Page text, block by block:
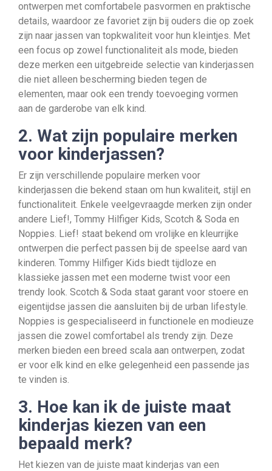
ontwerpen met comfortabele pasvormen en praktische
details, waardoor ze favoriet zijn bij ouders die op zoek
zijn naar jassen van topkwaliteit voor hun kleintjes. Met
een focus op zowel functionaliteit als mode, bieden
deze merken een uitgebreide selectie van kinderjassen
die niet alleen bescherming bieden tegen de
elementen, maar ook een trendy toevoeging vormen
aan de garderobe van elk kind.
2. Wat zijn populaire merken
voor kinderjassen?
Er zijn verschillende populaire merken voor
kinderjassen die bekend staan om hun kwaliteit, stijl en
functionaliteit. Enkele veelgevraagde merken zijn onder
andere Lief!, Tommy Hilfiger Kids, Scotch & Soda en
Noppies. Lief! staat bekend om vrolijke en kleurrijke
ontwerpen die perfect passen bij de speelse aard van
kinderen. Tommy Hilfiger Kids biedt tijdloze en
klassieke jassen met een moderne twist voor een
trendy look. Scotch & Soda staat garant voor stoere en
eigentijdse jassen die aansluiten bij de urban lifestyle.
Noppies is gespecialiseerd in functionele en modieuze
jassen die zowel comfortabel als trendy zijn. Deze
merken bieden een breed scala aan ontwerpen, zodat
er voor elk kind en elke gelegenheid een passende jas
te vinden is.
3. Hoe kan ik de juiste maat
kinderjas kiezen van een
bepaald merk?
Het kiezen van de juiste maat kinderjas van een